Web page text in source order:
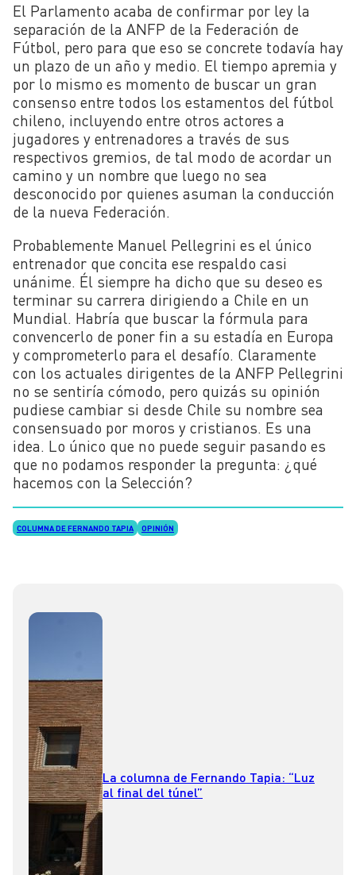
El Parlamento acaba de confirmar por ley la
separación de la ANFP de la Federación de
Fútbol, pero para que eso se concrete todavía hay
un plazo de un año y medio. El tiempo apremia y
por lo mismo es momento de buscar un gran
consenso entre todos los estamentos del fútbol
chileno, incluyendo entre otros actores a
jugadores y entrenadores a través de sus
respectivos gremios, de tal modo de acordar un
camino y un nombre que luego no sea
desconocido por quienes asuman la conducción
de la nueva Federación.
Probablemente Manuel Pellegrini es el único
entrenador que concita ese respaldo casi
unánime. Él siempre ha dicho que su deseo es
terminar su carrera dirigiendo a Chile en un
Mundial. Habría que buscar la fórmula para
convencerlo de poner fin a su estadía en Europa
y comprometerlo para el desafío. Claramente
con los actuales dirigentes de la ANFP Pellegrini
no se sentiría cómodo, pero quizás su opinión
pudiese cambiar si desde Chile su nombre sea
consensuado por moros y cristianos. Es una
idea. Lo único que no puede seguir pasando es
que no podamos responder la pregunta: ¿qué
hacemos con la Selección?
COLUMNA DE FERNANDO TAPIA OPINIÓN
La columna de Fernando Tapia: “Luz
al final del túnel”